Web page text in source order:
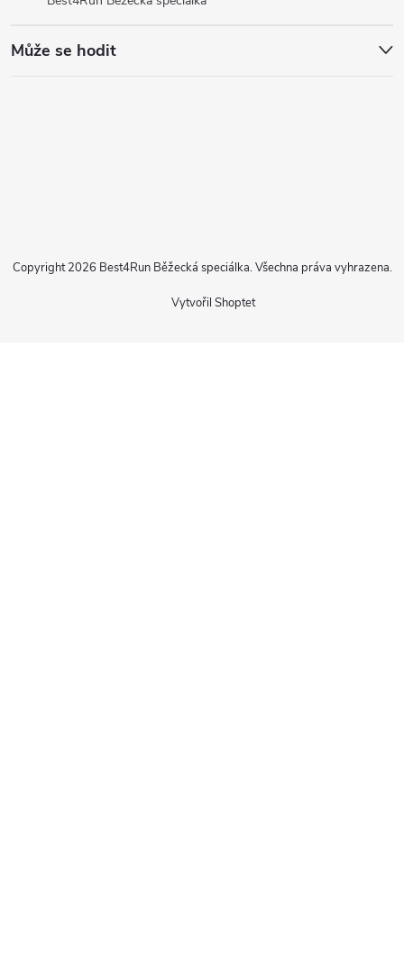
Může se hodit
Vytvořil Shoptet
Copyright 2026 Best4Run Běžecká speciálka. Všechna práva vyhrazena.